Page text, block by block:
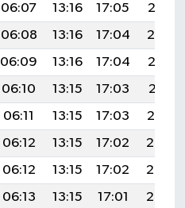
06:07 13:16 17:05
20:15
06:08 13:16 17:04
20:14
06:09 13:16 17:04
20:12
06:10 13:15 17:03
20:11
06:11 13:15 17:03
20:10
06:12 13:15 17:02
20:08
06:12 13:15 17:02
20:07
06:13 13:15 17:01
20:06